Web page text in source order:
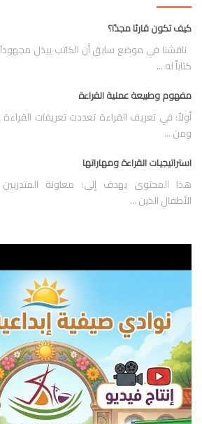
كيف تكون قارئا مجدًا؟
ناقشنا في موضع سابق أن الكاتب يبذل
كتاباً له ...
مفهوم وطبيعة عملية القراءة
أولاً: في تعريف القراءة تعددت تعريفات القراءة
ومن ...
استراتيجيات القراءة ومهاراتها
هذا المحتوى يهدف إلى: معاونة
الأطفال الذين ...